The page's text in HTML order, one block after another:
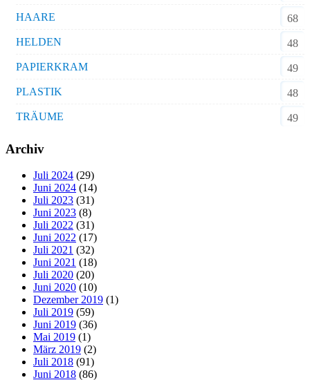
HAARE
68
HELDEN
48
PAPIERKRAM
49
PLASTIK
48
TRÄUME
49
Archiv
Juli 2024 (29)
Juni 2024 (14)
Juli 2023 (31)
Juni 2023 (8)
Juli 2022 (31)
Juni 2022 (17)
Juli 2021 (32)
Juni 2021 (18)
Juli 2020 (20)
Juni 2020 (10)
Dezember 2019 (1)
Juli 2019 (59)
Juni 2019 (36)
Mai 2019 (1)
März 2019 (2)
Juli 2018 (91)
Juni 2018 (86)